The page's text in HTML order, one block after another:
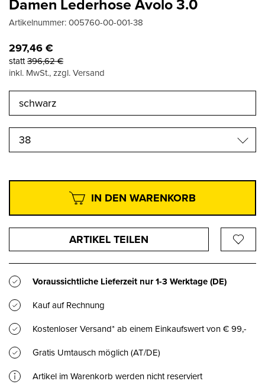
Damen Lederhose Avolo 3.0
Artikelnummer:005760-00-001-38
297,46€
statt396,62€
inkl. MwSt., zzgl. Versand
38
IN DEN WARENKORB
ARTIKEL TEILEN
Voraussichtliche Lieferzeit nur1-3 Werktage(DE)
Kauf auf Rechnung
Kostenloser Versand* ab einem Einkaufswert von € 99,-
Gratis Umtausch möglich (AT/DE)
Artikel im Warenkorb werden nicht reserviert